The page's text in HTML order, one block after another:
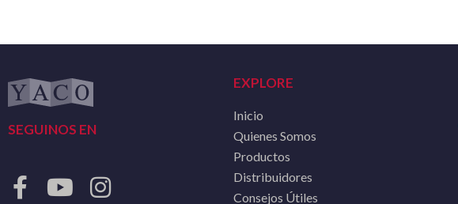
SEGUINOS EN
EXPLORE
Inicio
Quienes Somos
Productos
Distribuidores
Consejos Útiles